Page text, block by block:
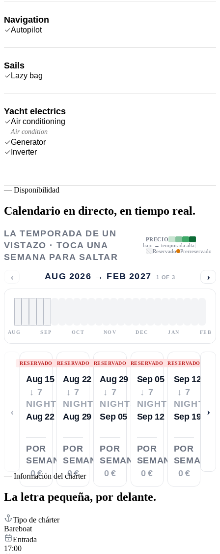
Navigation
Autopilot
Sails
Lazy bag
Yacht electrics
Air conditioning
Air condition
Generator
Inverter
— Disponibilidad
Calendario en directo, en tiempo real.
LA TEMPORADA DE UN
VISTAZO · TOCA UNA
SEMANA PARA SALTAR
PRECIO
bajo → temporada alta
Reservado
Prerreservado
‹ AUG 2026 → FEB 2027 1 OF 3 ›
AUG SEP OCT NOV DEC JAN FEB
‹
RESERVADO
Aug 15
↓ 7
NIGHTS
Aug 22
POR
SEMANA
0 €
RESERVADO
Aug 22
↓ 7
NIGHTS
Aug 29
POR
SEMANA
0 €
RESERVADO
Aug 29
↓ 7
NIGHTS
Sep 05
POR
SEMANA
0 €
RESERVADO
Sep 05
↓ 7
NIGHTS
Sep 12
POR
SEMANA
0 €
RESERVADO
Sep 12
↓ 7
NIGHTS
Sep 19
POR
SEMANA
0 €
›
— Información del chárter
La letra pequeña, por delante.
Tipo de chárter
Bareboat
Entrada
17:00